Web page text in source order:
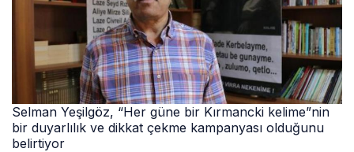
Selman Yeşilgöz, “Her güne bir Kırmancki kelime”nin
bir duyarlılık ve dikkat çekme kampanyası olduğunu
belirtiyor